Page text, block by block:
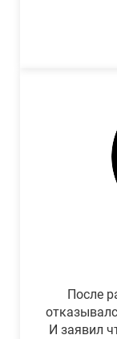
После
И заявил